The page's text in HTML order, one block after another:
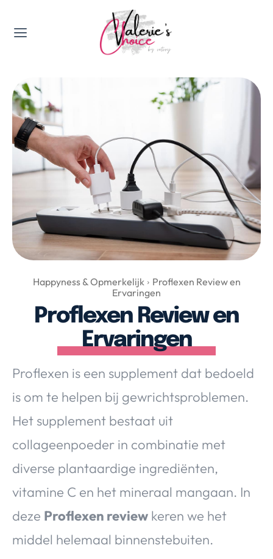
Valerie's Topics
Food & Drinks
Lifestyle, Sport & Duurzaamheid
Gadgets & Tech
Top 5 van Valerie
Health & Beauty
Huis & Tuin
Over Valerie
Over Valerie
De Top 5
Contact
VALERIE'S CHOICE
Food & Drinks Health & Beauty Gadgets
Happyness & Opmerkelijk
Proflexen Review en
Ervaringen
Proflexen Review en
Ervaringen
Proflexen is een supplement dat bedoeld
is om te helpen bij gewrichtsproblemen.
Het supplement bestaat uit
collageenpoeder in combinatie met
diverse plantaardige ingrediënten,
vitamine C en het mineraal mangaan. In
deze Proflexen review keren we het
middel helemaal binnenstebuiten.